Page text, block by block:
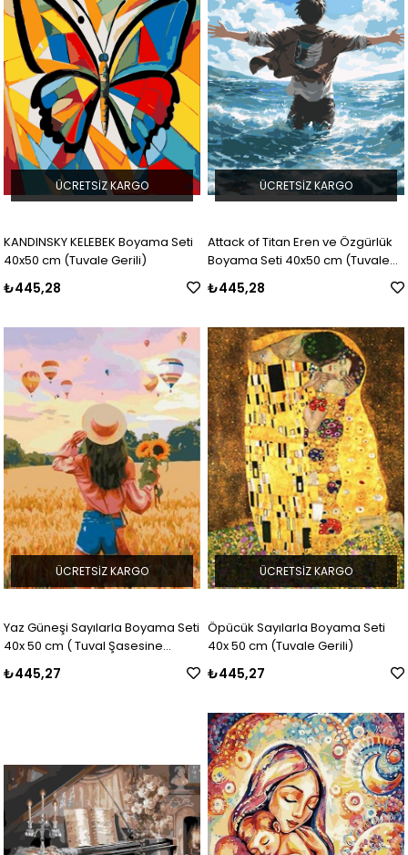
KANDINSKY KELEBEK Boyama Seti
40x50 cm (Tuvale Gerili)
₺445,28
ÜCRETSIZ KARGO
Attack of Titan Eren ve Özgürlük
Boyama Seti 40x50 cm (Tuvale
Gerili)
₺445,28
ÜCRETSIZ KARGO
Yaz Güneşi Sayılarla Boyama Seti
40x 50 cm ( Tuval Şasesine
Gerili)
₺445,27
ÜCRETSIZ KARGO
Öpücük Sayılarla Boyama Seti
40x 50 cm (Tuvale Gerili)
₺445,27
ÜCRETSIZ KARGO